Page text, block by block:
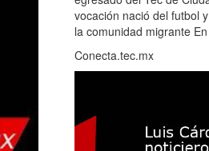
vocación nació del futbol
la comunidad migrante
Conecta.tec.mx